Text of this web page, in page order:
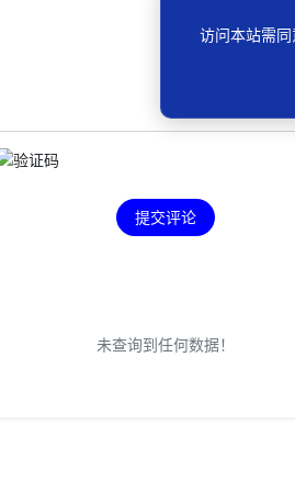
提交评论
未查询到任何数据！
访问本站需同